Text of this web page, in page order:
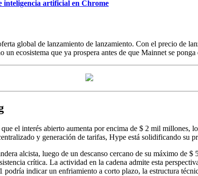
inteligencia artificial en Chrome
global de lanzamiento de lanzamiento. Con el precio de
ecosistema que ya prospera antes de que Mainnet se ponga
el interés abierto aumenta por encima de $ 2 mil millones,
y generación de tarifas, Hype está solidificando su
alcista, luego de un descanso cercano de su máximo de
crítica. La actividad en la cadena admite esta
indicar un enfriamiento a corto plazo, la estructura